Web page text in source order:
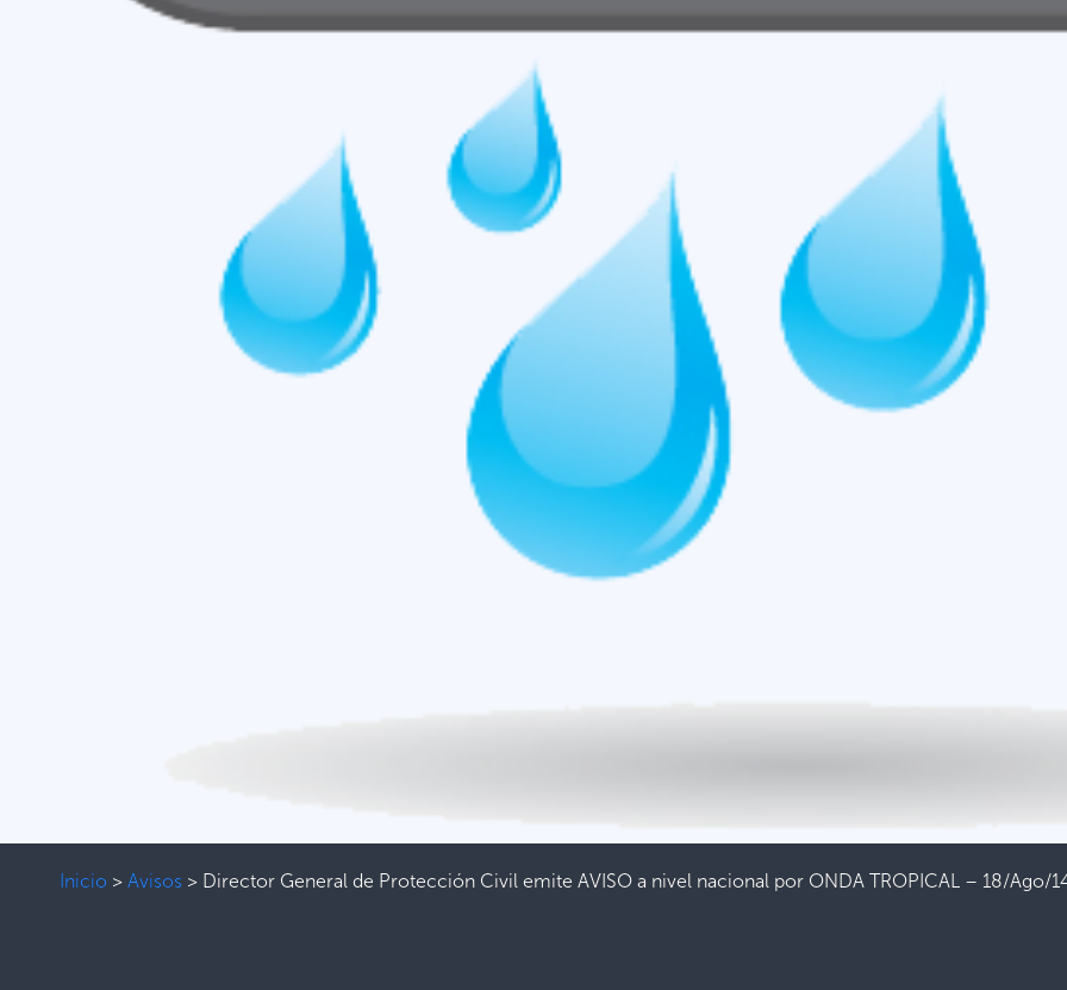
Inicio > Avisos > Director General de Protección Civil emite AVISO a nivel nacional por ONDA TROPICAL – 18/Ago/